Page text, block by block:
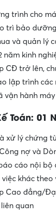
trình cho
trì bảo
và quản lý
năm kinh
CĐ trở lên,
lập trình các
vận hành
Toán: 01
xử lý chứng
nợ và
cáo nội bộ
khác theo
Cao đẳng/
quan